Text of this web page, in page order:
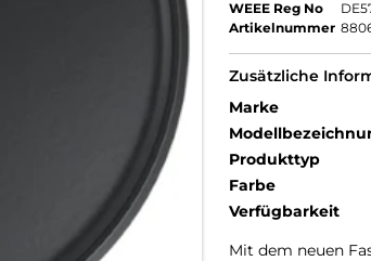
WEEE Reg No
Artikelnummer
Zusätzliche
Marke
Produkttyp
Farbe
Verfügbarkeit
Mit dem neuen